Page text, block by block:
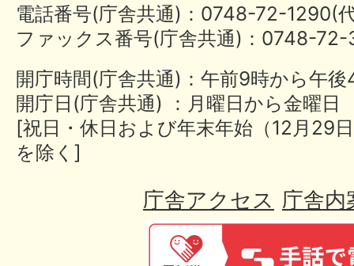
電話番号(庁舎共通)：0748-72-
ファックス番号(庁舎共通)：0748-
開庁時間(庁舎共通)：午前9時から午
開庁日(庁舎共通) ：月曜日から金曜日
[祝日・休日および年末年始（12月29
を除く]
庁舎アクセス 庁舎内